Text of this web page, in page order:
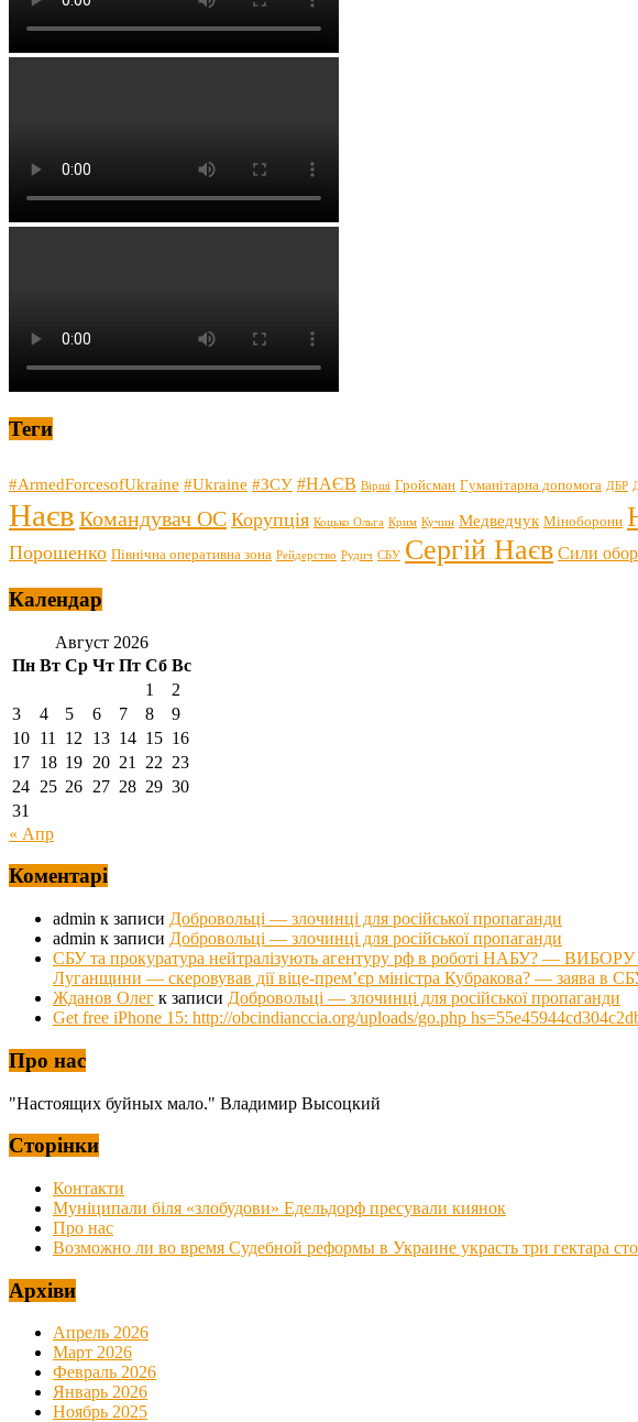
Теги
#ArmedForcesofUkraine #Ukraine #ЗСУ #НАЄВ Вірші Гройсман Гуманітарна допомога ДБР
Наєв Командувач ОС Корупція Коцько Ольга Крим Кучин Медведчук Міноборони
Порошенко Північна оперативна зона Рейдерство Рудич СБУ Сергій Наєв Сили
Календар
Август 2026
Пн Вт Ср Чт Пт Сб Вс
1
2
3
4 5 6 7 8
9
10 11 12 13 14 15 16
17 18 19 20 21 22 23
24 25 26 27 28 29 30
31
« Апр
Коментарі
admin к записи Добровольці — злочинці для російської пропаганди
admin к записи Добровольці — злочинці для російської пропаганди
СБУ та прокуратура нейтралізують агентуру рф в роботі НАБУ? —
Луганщини — скеровував дії віце-прем’єр міністра Кубракова? — заява в
Жданов Олег к записи Добровольці — злочинці для російської пропаганди
Get free iPhone 15: http://obcindianccia.org/uploads/go.php
Про нас
"Настоящих буйных мало." Владимир Высоцкий
Сторінки
Контакти
Муніципали біля «злобудови» Едельдорф пресували киянок
Про нас
Возможно ли во время Судебной реформы в Украине украсть три гектара
Архіви
Апрель 2026
Март 2026
Февраль 2026
Январь 2026
Ноябрь 2025